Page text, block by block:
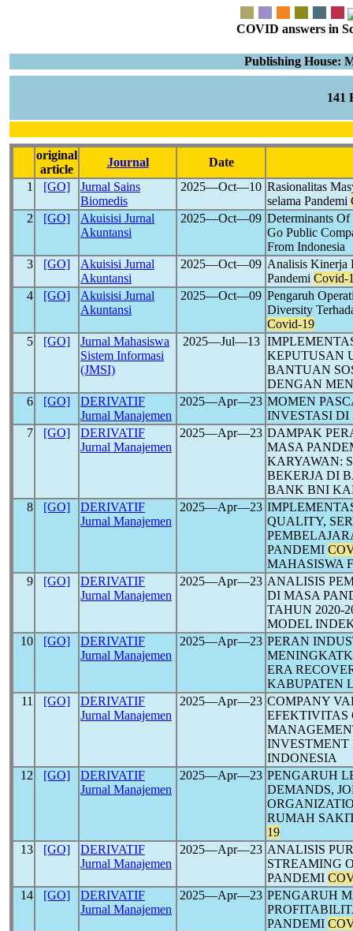
COVID answers in
Publishing House:
141
original
article
Journal
Date
1
[GO]
Jurnal Sains
Biomedis
2025―Oct―10 Rasionalitas
selama Pandemi
2
[GO]
Akuisisi Jurnal
Akuntansi
2025―Oct―09 Determinants
Go Public
From Indonesia
3
[GO]
Akuisisi Jurnal
Akuntansi
2025―Oct―09 Analisis Kinerja
Pandemi Covid-
4
[GO]
Akuisisi Jurnal
Akuntansi
2025―Oct―09 Pengaruh
Diversity
Covid-19
5
[GO]
Jurnal Mahasiswa
Sistem Informasi
(JMSI)
2025―Jul―13
KEPUTUSAN
BANTUAN
DENGAN
6
[GO]
DERIVATIF
Jurnal Manajemen
2025―Apr―23 MOMEN
INVESTASI
7
[GO]
DERIVATIF
Jurnal Manajemen
2025―Apr―23 DAMPAK
MASA
KARYAWAN:
BEKERJA DI
BANK BNI
8
[GO]
DERIVATIF
Jurnal Manajemen
2025―Apr―23
QUALITY,
PANDEMI
MAHASISWA
9
[GO]
DERIVATIF
Jurnal Manajemen
2025―Apr―23 ANALISIS
DI MASA
TAHUN 2020-
MODEL
10
[GO]
DERIVATIF
Jurnal Manajemen
2025―Apr―23 PERAN
ERA
KABUPATEN
11
[GO]
DERIVATIF
Jurnal Manajemen
2025―Apr―23 COMPANY
EFEKTIVITAS
INVESTMENT
INDONESIA
12
[GO]
DERIVATIF
Jurnal Manajemen
2025―Apr―23 PENGARUH
DEMANDS,
RUMAH
19
13
[GO]
DERIVATIF
Jurnal Manajemen
2025―Apr―23 ANALISIS
STREAMING
PANDEMI
14
[GO]
DERIVATIF
Jurnal Manajemen
2025―Apr―23 PENGARUH
PANDEMI